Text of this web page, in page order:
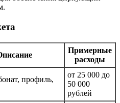
Примерные
расходы
профиль,
от 25 000 до
50 000
рублей